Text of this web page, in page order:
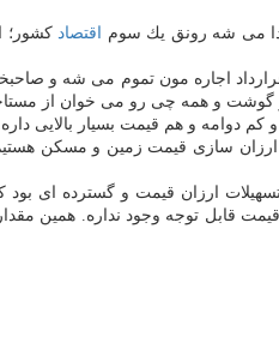
می شه رونق یك سوم اقتصاد كشور؛
800 هزار تومان ناقابل باید بزاری روی اجاره ات. پول
و گوشت و همه چی رو می خوان از
دوامه و هم قیمت بسیار بالایی
سازی قیمت زمین و مسكن
قابل توجه وجود نداره. همین